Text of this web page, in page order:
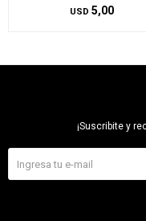
USD 5,00
¡Suscribite y